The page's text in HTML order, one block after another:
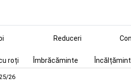
Reduceri
roți Îmbrăcăminte
26